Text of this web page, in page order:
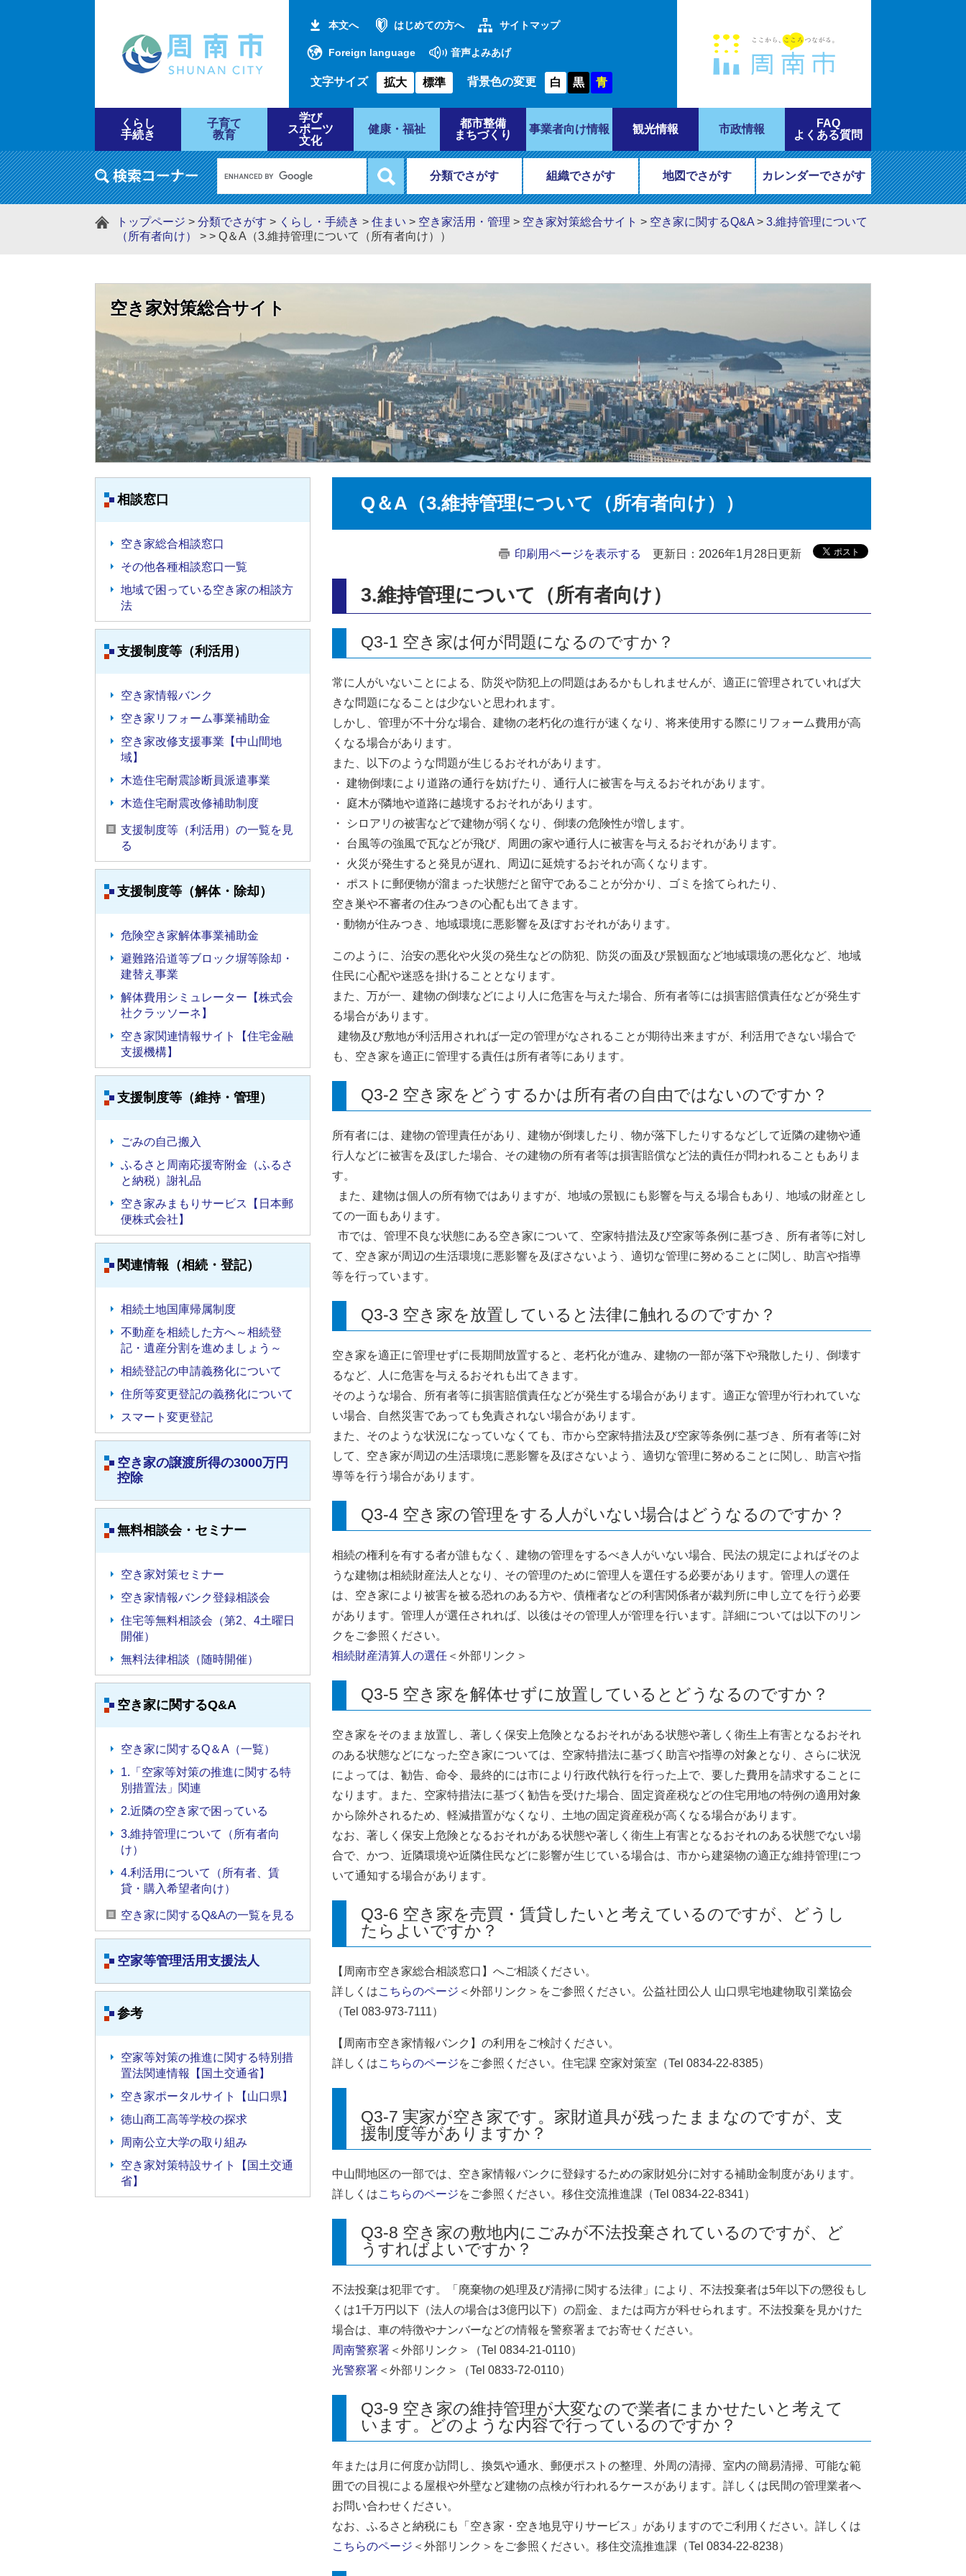
本文へ はじめての方へ サイトマップ
Foreign language 音声よみあげ
文字サイズ 拡大 標準 背景色の変更 白 黒 青
くらし
手続き
子育て
教育
学び
スポーツ
文化
健康・福祉
都市整備
まちづくり
事業者向け情報 観光情報 市政情報
FAQ
よくある質問
分類でさがす 組織でさがす 地図でさがす カレンダーでさがす
トップページ > 分類でさがす > くらし・手続き > 住まい > 空き家活用・管理 > 空き家対策総合サイト > 空き家に関するQ&A > 3.維持管理について
（所有者向け）
> > Q＆A（3.維持管理について（所有者向け））
空き家対策総合サイト
相談窓口
空き家総合相談窓口
その他各種相談窓口一覧
地域で困っている空き家の相談方
法
支援制度等（利活用）
空き家情報バンク
空き家リフォーム事業補助金
空き家改修支援事業【中山間地
域】
木造住宅耐震診断員派遣事業
木造住宅耐震改修補助制度
支援制度等（利活用）の一覧を見
る
支援制度等（解体・除却）
危険空き家解体事業補助金
避難路沿道等ブロック塀等除却・
建替え事業
解体費用シミュレーター【株式会
社クラッソーネ】
空き家関連情報サイト【住宅金融
支援機構】
支援制度等（維持・管理）
ごみの自己搬入
ふるさと周南応援寄附金（ふるさ
と納税）謝礼品
空き家みまもりサービス【日本郵
便株式会社】
関連情報（相続・登記）
相続土地国庫帰属制度
不動産を相続した方へ～相続登
記・遺産分割を進めましょう～
相続登記の申請義務化について
住所等変更登記の義務化について
スマート変更登記
空き家の譲渡所得の3000万円
控除
無料相談会・セミナー
空き家対策セミナー
空き家情報バンク登録相談会
住宅等無料相談会（第2、4土曜日
開催）
無料法律相談（随時開催）
空き家に関するQ&A
空き家に関するQ＆A（一覧）
1.「空家等対策の推進に関する特
別措置法」関連
2.近隣の空き家で困っている
3.維持管理について（所有者向
け）
4.利活用について（所有者、賃
貸・購入希望者向け）
空き家に関するQ&Aの一覧を見る
空家等管理活用支援法人
参考
空家等対策の推進に関する特別措
置法関連情報【国土交通省】
空き家ポータルサイト【山口県】
徳山商工高等学校の探求
周南公立大学の取り組み
空き家対策特設サイト【国土交通
省】
Q＆A（3.維持管理について（所有者向け））
印刷用ページを表示する 更新日：2026年1月28日更新
3.維持管理について（所有者向け）​
Q3-1 空き家は何が問題になるのですか？
常に人がいないことによる、防災や防犯上の問題はあるかもしれませんが、適正に管理されていれば大
きな問題になることは少ないと思われます。
しかし、管理が不十分な場合、建物の老朽化の進行が速くなり、将来使用する際にリフォーム費用が高
くなる場合があります。
また、以下のような問題が生じるおそれがあります。
・ 建物倒壊により道路の通行を妨げたり、通行人に被害を与えるおそれがあります。
・ 庭木が隣地や道路に越境するおそれがあります。
・ シロアリの被害などで建物が弱くなり、倒壊の危険性が増します。
・ 台風等の強風で瓦などが飛び、周囲の家や通行人に被害を与えるおそれがあります。
・ 火災が発生すると発見が遅れ、周辺に延焼するおそれが高くなります。
・ ポストに郵便物が溜まった状態だと留守であることが分かり、ゴミを捨てられたり、
空き巣や不審者の住みつきの心配も出てきます。
・動物が住みつき、地域環境に悪影響を及ぼすおそれがあります。
このように、治安の悪化や火災の発生などの防犯、防災の面及び景観面など地域環境の悪化など、地域
住民に心配や迷惑を掛けることとなります。
また、万が一、建物の倒壊などにより人に危害を与えた場合、所有者等には損害賠償責任などが発生す
る場合があります。
建物及び敷地が利活用されれば一定の管理がなされることが期待出来ますが、利活用できない場合で
も、空き家を適正に管理する責任は所有者等にあります。
Q3-2 空き家をどうするかは所有者の自由ではないのですか？
所有者には、建物の管理責任があり、建物が倒壊したり、物が落下したりするなどして近隣の建物や通
行人などに被害を及ぼした場合、その建物の所有者等は損害賠償など法的責任が問われることもありま
す。
また、建物は個人の所有物ではありますが、地域の景観にも影響を与える場合もあり、地域の財産とし
ての一面もあります。
市では、管理不良な状態にある空き家について、空家特措法及び空家等条例に基づき、所有者等に対し
て、空き家が周辺の生活環境に悪影響を及ぼさないよう、適切な管理に努めることに関し、助言や指導
等を行っています。
Q3-3 空き家を放置していると法律に触れるのですか？
空き家を適正に管理せずに長期間放置すると、老朽化が進み、建物の一部が落下や飛散したり、倒壊す
るなど、人に危害を与えるおそれも出てきます。
そのような場合、所有者等に損害賠償責任などが発生する場合があります。適正な管理が行われていな
い場合、自然災害であっても免責されない場合があります。
また、そのような状況になっていなくても、市から空家特措法及び空家等条例に基づき、所有者等に対
して、空き家が周辺の生活環境に悪影響を及ぼさないよう、適切な管理に努めることに関し、助言や指
導等を行う場合があります。
Q3-4 空き家の管理をする人がいない場合はどうなるのですか？
相続の権利を有する者が誰もなく、建物の管理をするべき人がいない場合、民法の規定によればそのよ
うな建物は相続財産法人となり、その管理のために管理人を選任する必要があります。管理人の選任
は、空き家により被害を被る恐れのある方や、債権者などの利害関係者が裁判所に申し立てを行う必要
があります。管理人が選任されれば、以後はその管理人が管理を行います。詳細については以下のリン
クをご参照ください。
相続財産清算人の選任 ＜外部リンク＞
Q3-5 空き家を解体せずに放置しているとどうなるのですか？
空き家をそのまま放置し、著しく保安上危険となるおそれがある状態や著しく衛生上有害となるおそれ
のある状態などになった空き家については、空家特措法に基づく助言や指導の対象となり、さらに状況
によっては、勧告、命令、最終的には市により行政代執行を行った上で、要した費用を請求することに
なります。また、空家特措法に基づく勧告を受けた場合、固定資産税などの住宅用地の特例の適用対象
から除外されるため、軽減措置がなくなり、土地の固定資産税が高くなる場合があります。
なお、著しく保安上危険となるおそれがある状態や著しく衛生上有害となるおそれのある状態でない場
合で、かつ、近隣環境や近隣住民などに影響が生じている場合は、市から建築物の適正な維持管理につ
いて通知する場合があります。
Q3-6 空き家を売買・賃貸したいと考えているのですが、どうし
たらよいですか？
【周南市空き家総合相談窓口】へご相談ください。
詳しくはこちらのページ ＜外部リンク＞ をご参照ください。公益社団公人 山口県宅地建物取引業協会
（Tel 083-973-7111）
【周南市空き家情報バンク】の利用をご検討ください。
詳しくはこちらのページをご参照ください。住宅課 空家対策室（Tel 0834-22-8385）
Q3-7 実家が空き家です。家財道具が残ったままなのですが、支
援制度等がありますか？
中山間地区の一部では、空き家情報バンクに登録するための家財処分に対する補助金制度があります。
詳しくはこちらのページをご参照ください。移住交流推進課（Tel 0834-22-8341）
Q3-8 空き家の敷地内にごみが不法投棄されているのですが、ど
うすればよいですか？
不法投棄は犯罪です。「廃棄物の処理及び清掃に関する法律」により、不法投棄者は5年以下の懲役もし
くは1千万円以下（法人の場合は3億円以下）の罰金、または両方が科せられます。不法投棄を見かけた
場合は、車の特徴やナンバーなどの情報を警察署までお寄せください。
周南警察署 ＜外部リンク＞
（Tel 0834-21-0110）
光警察署 ＜外部リンク＞ （Tel 0833-72-0110）
Q3-9 空き家の維持管理が大変なので業者にまかせたいと考えて
います。どのような内容で行っているのですか？
年または月に何度か訪問し、換気や通水、郵便ポストの整理、外周の清掃、室内の簡易清掃、可能な範
囲での目視による屋根や外壁など建物の点検が行われるケースがあります。詳しくは民間の管理業者へ
お問い合わせください。
なお、ふるさと納税にも「空き家・空き地見守りサービス」がありますのでご利用ください。詳しくは
こちらのページ ＜外部リンク＞ をご参照ください。移住交流推進課（Tel 0834-22-8238）